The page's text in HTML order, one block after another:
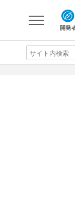
開発